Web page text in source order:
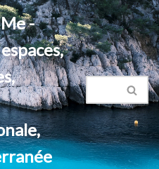
-